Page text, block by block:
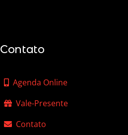
Contato
Agenda Online
Vale-Presente
Contato